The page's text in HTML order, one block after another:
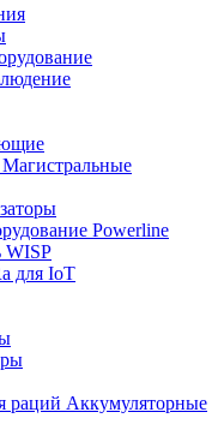
Магистральные
Powerline
WISP
для IoT
Аккумуляторные